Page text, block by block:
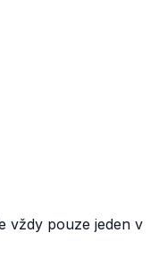
vždy pouze jeden v